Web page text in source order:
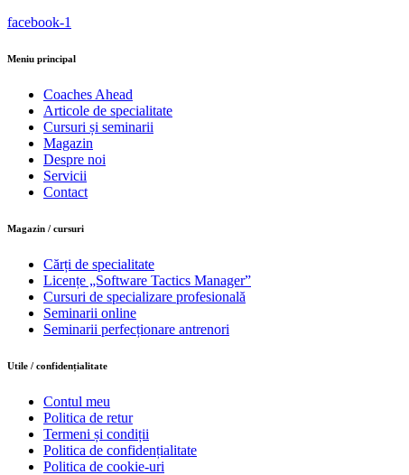
facebook-1
Meniu principal
Coaches Ahead
Articole de specialitate
Cursuri și seminarii
Magazin
Despre noi
Servicii
Contact
Magazin / cursuri
Cărți de specialitate
Licențe „Software Tactics Manager”
Cursuri de specializare profesională
Seminarii online
Seminarii perfecționare antrenori
Utile / confidențialitate
Contul meu
Politica de retur
Termeni și condiții
Politica de confidențialitate
Politica de cookie-uri